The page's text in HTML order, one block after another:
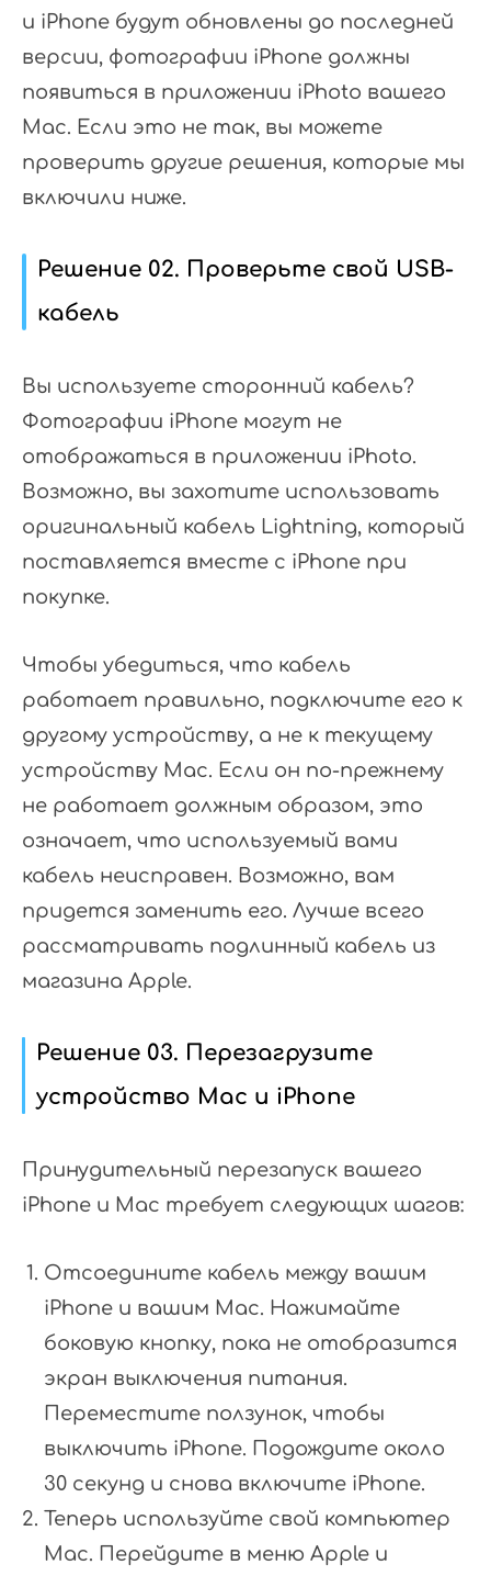
и iPhone будут обновлены до последней
версии, фотографии iPhone должны
появиться в приложении iPhoto вашего
Mac. Если это не так, вы можете
проверить другие решения, которые мы
включили ниже.
Решение 02. Проверьте свой USB-
кабель
Вы используете сторонний кабель?
Фотографии iPhone могут не
отображаться в приложении iPhoto.
Возможно, вы захотите использовать
оригинальный кабель Lightning, который
поставляется вместе с iPhone при
покупке.
Чтобы убедиться, что кабель
работает правильно, подключите его к
другому устройству, а не к текущему
устройству Mac. Если он по-прежнему
не работает должным образом, это
означает, что используемый вами
кабель неисправен. Возможно, вам
придется заменить его. Лучше всего
рассматривать подлинный кабель из
магазина Apple.
Решение 03. Перезагрузите
устройство Mac и iPhone
Принудительный перезапуск вашего
iPhone и Mac требует следующих шагов:
Отсоедините кабель между вашим
iPhone и вашим Mac. Нажимайте
боковую кнопку, пока не отобразится
экран выключения питания.
Переместите ползунок, чтобы
выключить iPhone. Подождите около
30 секунд и снова включите iPhone.
Теперь используйте свой компьютер
Mac. Перейдите в меню Apple и